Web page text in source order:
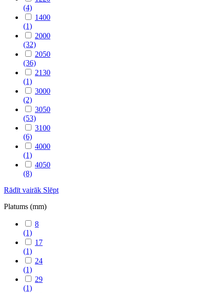
(4)
1400
(1)
2000
(32)
2050
(36)
2130
(1)
3000
(2)
3050
(53)
3100
(6)
4000
(1)
4050
(8)
Rādīt vairāk Slēpt
Platums (mm)
8
(1)
17
(1)
24
(1)
29
(1)